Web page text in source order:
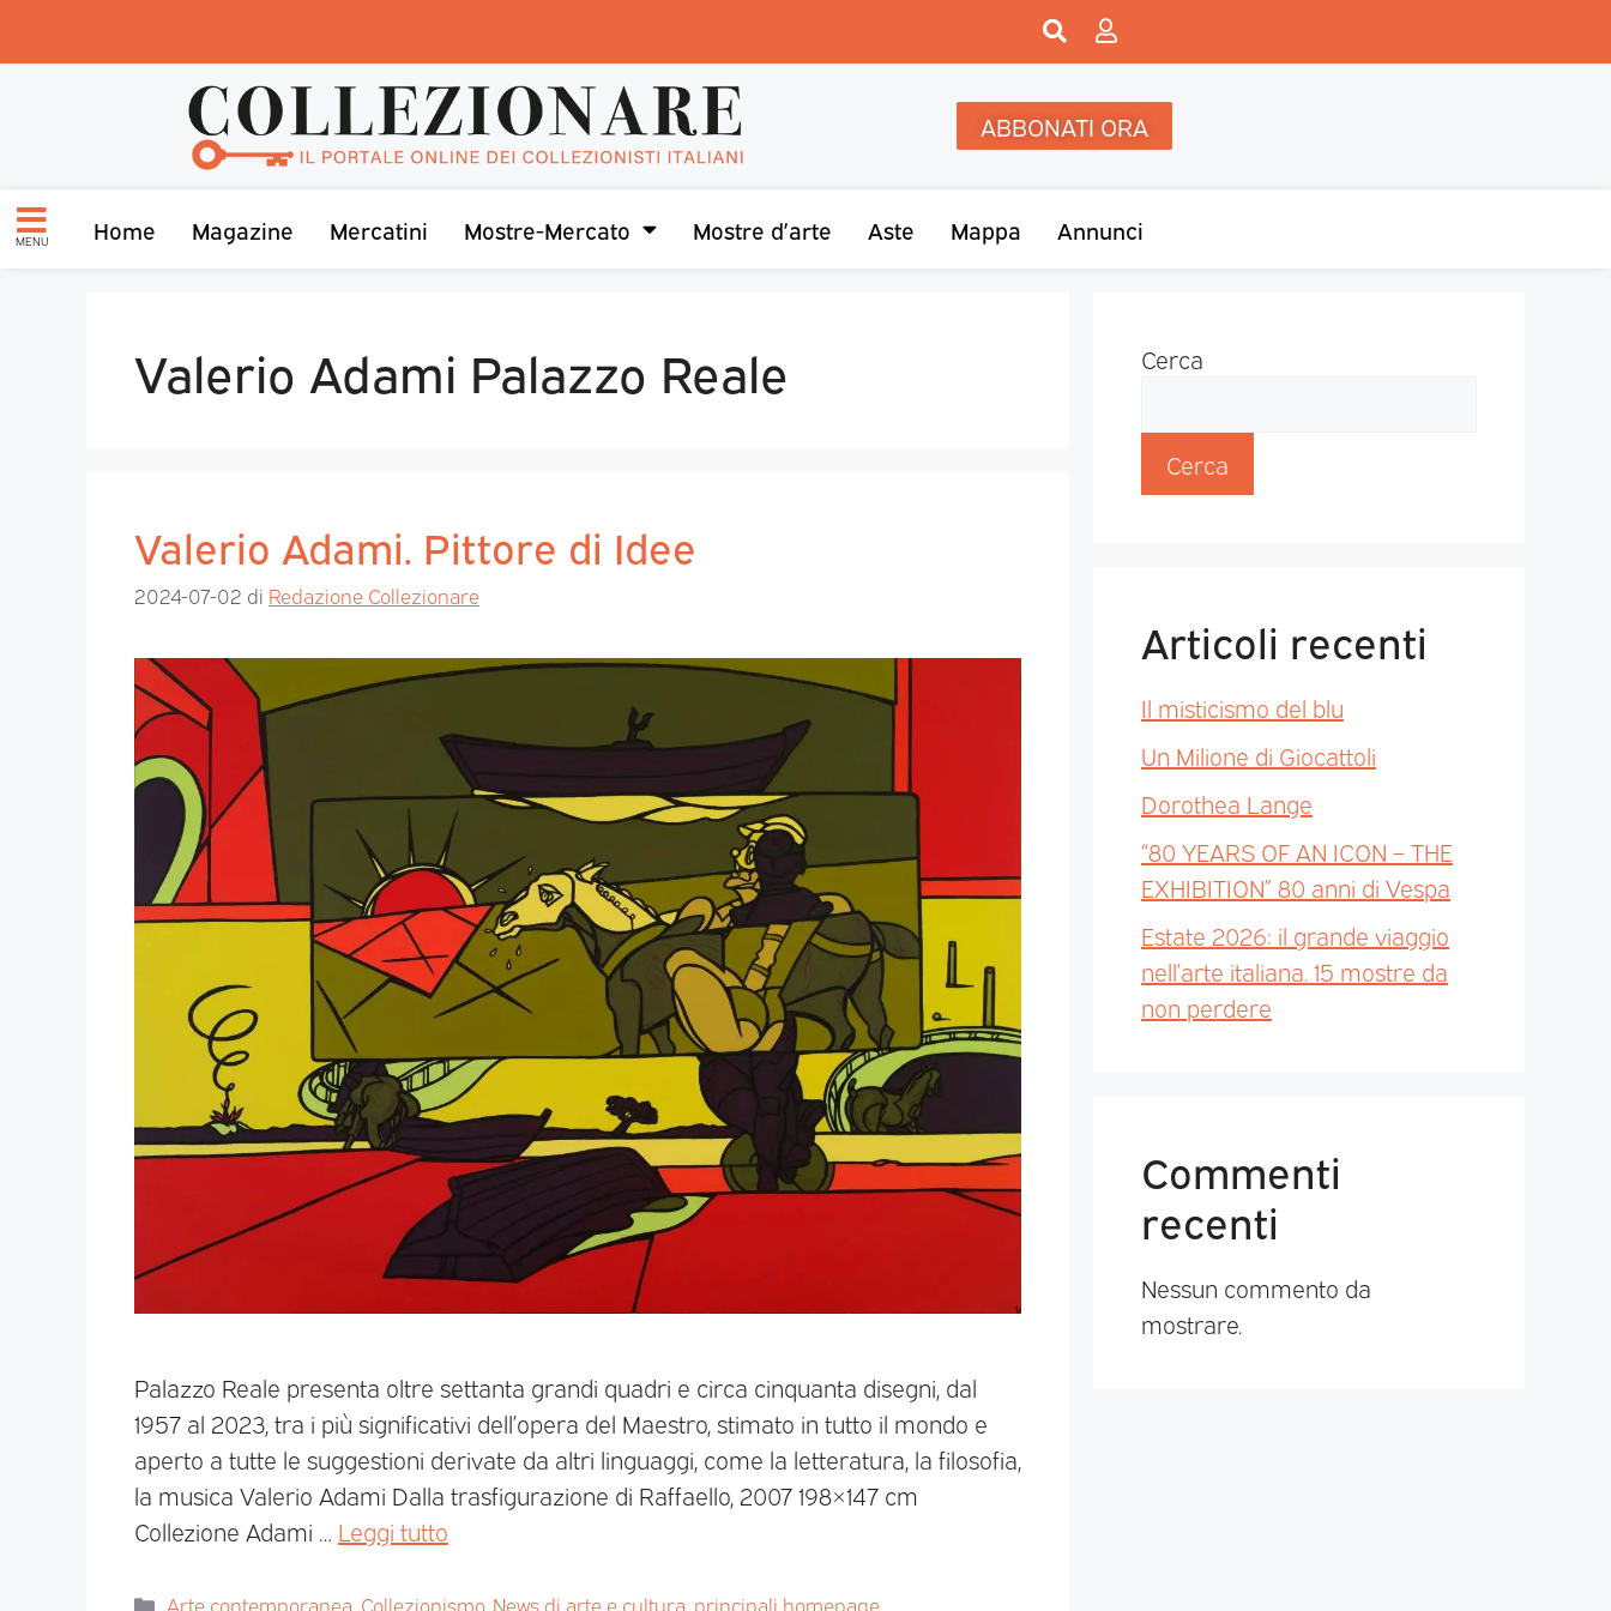
ABBONATI ORA
MENU Home Magazine Mercatini Mostre-Mercato Mostre d’arte Aste Mappa Annunci
Valerio Adami Palazzo Reale
Valerio Adami. Pittore di Idee
2024-07-02 di Redazione Collezionare
Palazzo Reale presenta oltre settanta grandi quadri e circa cinquanta disegni, dal
1957 al 2023, tra i più significativi dell’opera del Maestro, stimato in tutto il mondo e
aperto a tutte le suggestioni derivate da altri linguaggi, come la letteratura, la filosofia,
la musica Valerio Adami Dalla trasfigurazione di Raffaello, 2007 198×147 cm
Collezione Adami … Leggi tutto
Arte contemporanea Collezionismo, News di arte e cultura principali homepage
Cerca
Cerca
Articoli recenti
Il misticismo del blu
Un Milione di Giocattoli
Dorothea Lange
“80 YEARS OF AN ICON – THE
EXHIBITION” 80 anni di Vespa
Estate 2026: il grande viaggio
nell’arte italiana. 15 mostre da
non perdere
Commenti
recenti
Nessun commento da
mostrare.